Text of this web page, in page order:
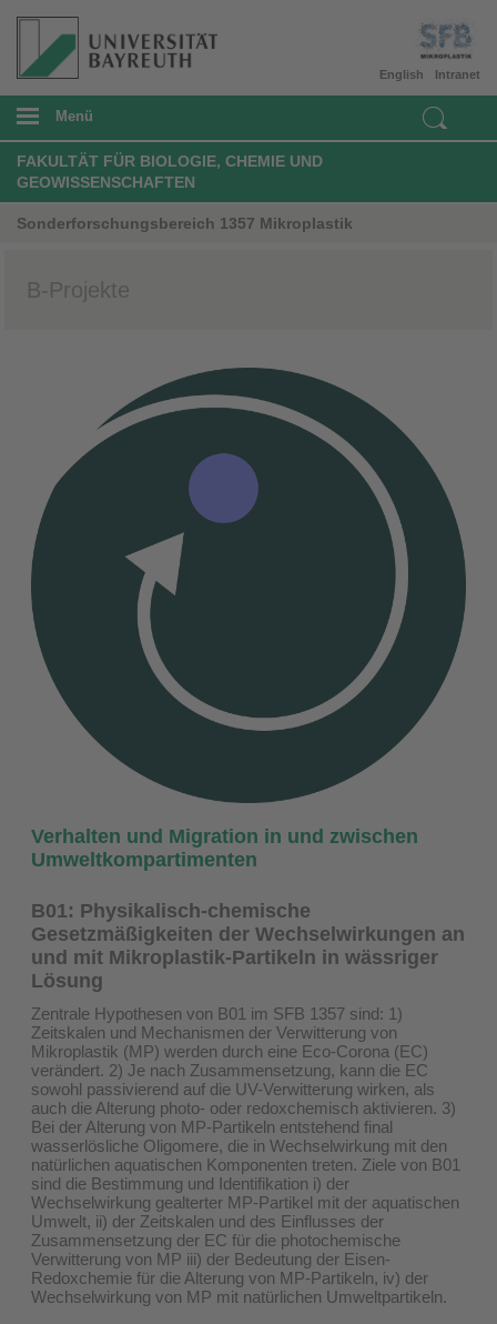
Intranet
English
Menü
FAKULTÄT FÜR BIOLOGIE, CHEMIE UND
GEOWISSENSCHAFTEN
Sonderforschungsbereich 1357 Mikroplastik
B-Projekte
Verhalten und Migration in und zwischen
Umweltkompartimenten
B01: Physikalisch-chemische
Gesetzmäßigkeiten der Wechselwirkungen an
und mit Mikroplastik-Partikeln in wässriger
Lösung
Zentrale Hypothesen von B01 im SFB 1357 sind: 1)
Zeitskalen und Mechanismen der Verwitterung von
Mikroplastik (MP) werden durch eine Eco-Corona (EC)
verändert. 2) Je nach Zusammensetzung, kann die EC
sowohl passivierend auf die UV-Verwitterung wirken, als
auch die Alterung photo- oder redoxchemisch aktivieren. 3)
Bei der Alterung von MP-Partikeln entstehend final
wasserlösliche Oligomere, die in Wechselwirkung mit den
natürlichen aquatischen Komponenten treten. Ziele von B01
sind die Bestimmung und Identifikation i) der
Wechselwirkung gealterter MP-Partikel mit der aquatischen
Umwelt, ii) der Zeitskalen und des Einflusses der
Zusammensetzung der EC für die photochemische
Verwitterung von MP iii) der Bedeutung der Eisen-
Redoxchemie für die Alterung von MP-Partikeln, iv) der
Wechselwirkung von MP mit natürlichen Umweltpartikeln.